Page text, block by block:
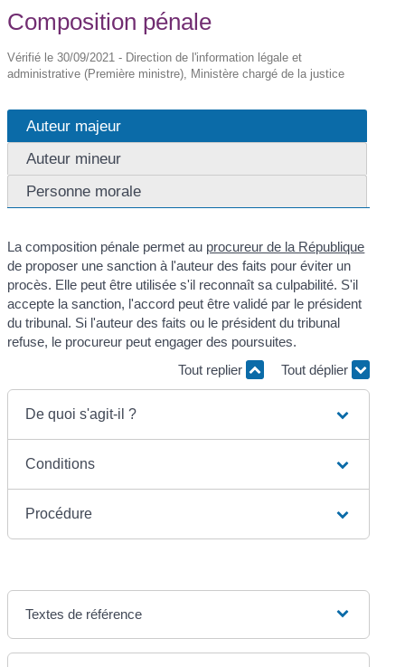
Composition pénale
Vérifié le 30/09/2021 - Direction de l'information légale et
administrative (Première ministre), Ministère chargé de la justice
Auteur majeur
Auteur mineur
Personne morale
La composition pénale permet au procureur de la République
de proposer une sanction à l'auteur des faits pour éviter un
procès. Elle peut être utilisée s'il reconnaît sa culpabilité. S'il
accepte la sanction, l'accord peut être validé par le président
du tribunal. Si l'auteur des faits ou le président du tribunal
refuse, le procureur peut engager des poursuites.
Tout replier
Tout déplier
De quoi s'agit-il ?
Conditions
Procédure
Textes de référence